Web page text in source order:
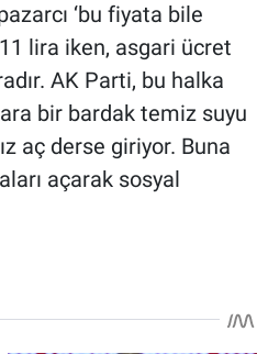
‘bu fiyata bile
lira iken, asgari ücret
AK Parti, bu halka
bir bardak temiz suyu
aç derse giriyor. Buna
açarak sosyal